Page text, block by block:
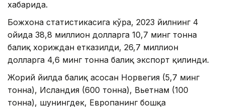
хабарида.
Божхона статистикасига кўра, 2023 йилнинг 4
ойида 38,8 миллион долларга 10,7 минг тонна
балиқ хориждан етказилди, 26,7 миллион
долларга 4,6 минг тонна балиқ экспорт қилинди.
Жорий йилда балиқ асосан Норвегия (5,7 минг
тонна), Исландия (600 тонна), Вьетнам (100
тонна), шунингдек, Европанинг бошқа